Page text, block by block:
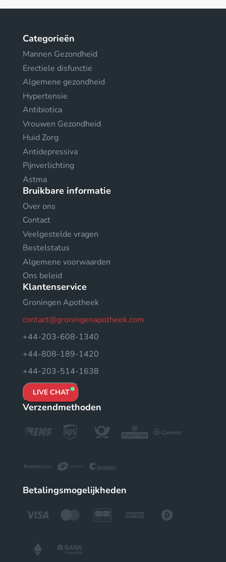
Categorieën
Mannen Gezondheid
Erectiele disfunctie
Algemene gezondheid
Hypertensie
Antibiotica
Vrouwen Gezondheid
Huid Zorg
Antidepressiva
Pijnverlichting
Astma
Bruikbare informatie
Over ons
Contact
Veelgestelde vragen
Bestelstatus
Algemene voorwaarden
Ons beleid
Klantenservice
Groningen Apotheek
contact@groningenapotheek.com
+44-203-608-1340
+44-808-189-1420
+44-203-514-1638
LIVE CHAT
Verzendmethoden
Betalingsmogelijkheden